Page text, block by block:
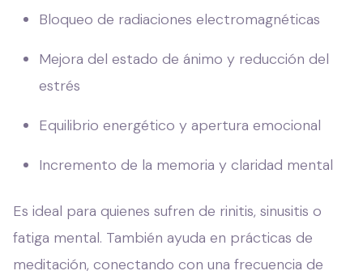
Bloqueo de radiaciones electromagnéticas
Mejora del estado de ánimo y reducción del
estrés
Equilibrio energético y apertura emocional
Incremento de la memoria y claridad mental
Es ideal para quienes sufren de rinitis, sinusitis o
fatiga mental. También ayuda en prácticas de
meditación, conectando con una frecuencia de